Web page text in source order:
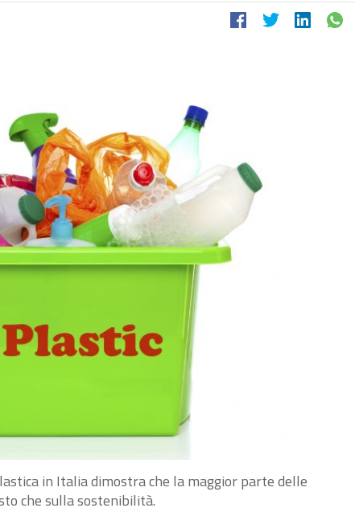
in Italia dimostra che la maggior parte delle
che sulla sostenibilità.